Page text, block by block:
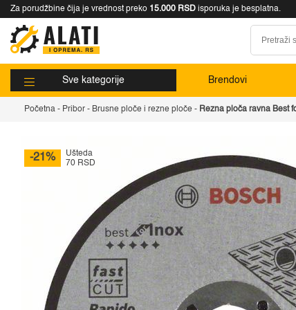
Za porudžbine čija je vrednost preko 15.000 RSD isporuka je besplatna.
Sve kategorije Brendovi
Početna - Pribor - Brusne ploče i rezne ploče - Rezna ploča ravna Best
-21%
Ušteda
70 RSD